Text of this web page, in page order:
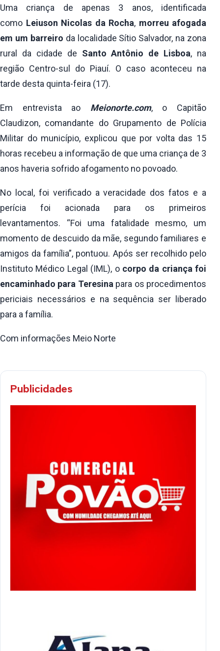
Uma criança de apenas 3 anos, identificada
como Leiuson Nicolas da Rocha, morreu afogada
em um barreiro da localidade Sítio Salvador, na zona
rural da cidade de Santo Antônio de Lisboa, na
região Centro-sul do Piauí. O caso aconteceu na
tarde desta quinta-feira (17).
Em entrevista ao Meionorte.com, o Capitão
Claudizon, comandante do Grupamento de Polícia
Militar do município, explicou que por volta das 15
horas recebeu a informação de que uma criança de 3
anos haveria sofrido afogamento no povoado.
No local, foi verificado a veracidade dos fatos e a
perícia foi acionada para os primeiros
levantamentos. “Foi uma fatalidade mesmo, um
momento de descuido da mãe, segundo familiares e
amigos da família”, pontuou. Após ser recolhido pelo
Instituto Médico Legal (IML), ocorpo da criança foi
encaminhado para Teresina para os procedimentos
periciais necessários e na sequência ser liberado
para a família.
Com informações Meio Norte
Publicidades